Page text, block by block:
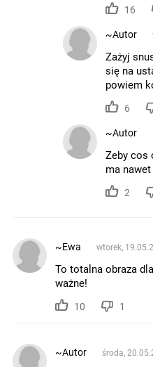
16
~Autor
Zażyj
się na
powiem
6
~Autor
Zeby cos
ma
2
~Ewa wtorek,
To totalna obraza
ważne!
10 1
~Autor środa,